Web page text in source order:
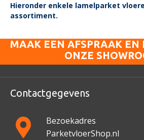
Hieronder enkele lamelparket
assortiment.
MAAK EEN AFSPRAAK EN
ONZE
Contactgegevens
Bezoekadres
ParketvloerShop.nl